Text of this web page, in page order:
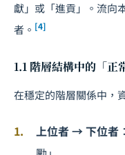
獻」或「進貢」。流向
者。 [4]
1.1 階層結構中的「正
在穩定的階層關係中，
上位者 → 下位者